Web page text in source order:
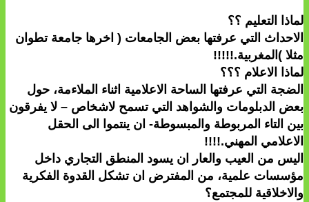
لماذا التعليم ؟؟
الاحداث التي عرفتها بعض الجامعات ( اخرها جامعة تطوان
مثلا )المغربية.!!!!!
لماذا الاعلام ؟؟؟
الضجة التي عرفتها الساحة الاعلامية اثناء الملاءمة، حول
بعض الدبلومات والشواهد التي تسمح لاشخاص – لا يفرقون
بين التاء المربوطة والمبسوطة- ان ينتموا الى الحقل
الاعلامي المهني.!!!!
اليس من العيب والعار ان يسود المنطق التجاري داخل
مؤسسات علمية، من المفترض ان تشكل القدوة الفكرية
والاخلاقية للمجتمع؟